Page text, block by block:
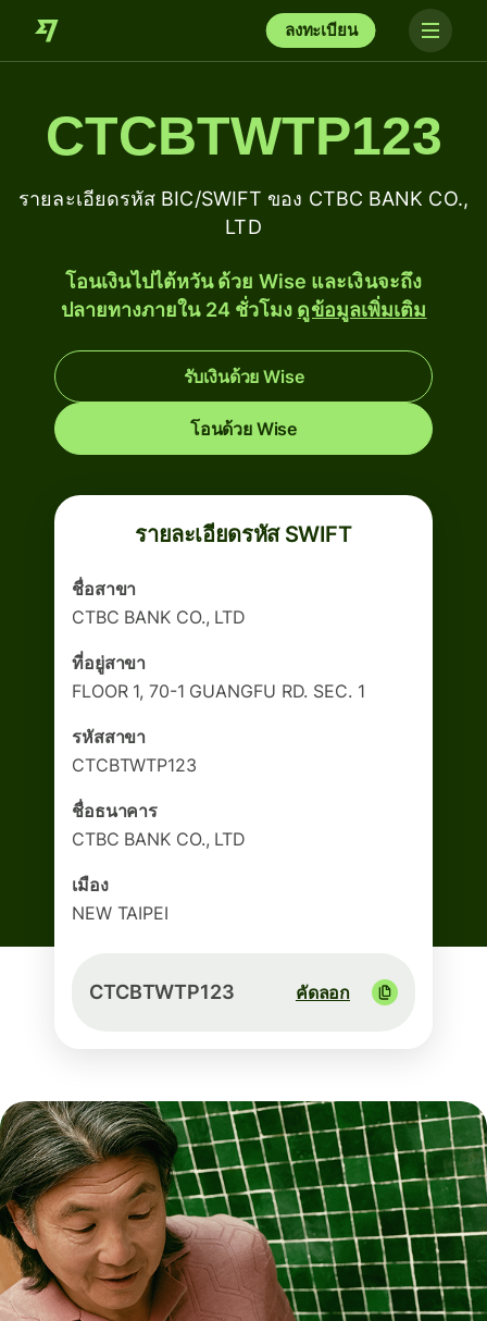
ลงทะเบียน
CTCBTWTP123
รายละเอียดรหัส BIC/SWIFT ของ CTBC BANK CO.,
LTD
โอนเงินไปไต้หวัน ด้วย Wise และเงินจะถึง
ปลายทางภายใน 24 ชั่วโมง ดูข้อมูลเพิ่มเติม
รับเงินด้วย Wise
โอนด้วย Wise
รายละเอียดรหัส SWIFT
ชื่อสาขา
CTBC BANK CO., LTD
ที่อยู่สาขา
FLOOR 1, 70-1 GUANGFU RD. SEC. 1
รหัสสาขา
CTCBTWTP123
ชื่อธนาคาร
CTBC BANK CO., LTD
เมือง
NEW TAIPEI
CTCBTWTP123 คัดลอก